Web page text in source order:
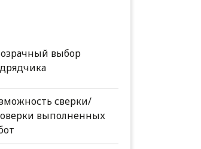
выбор
сверки/
выполненных